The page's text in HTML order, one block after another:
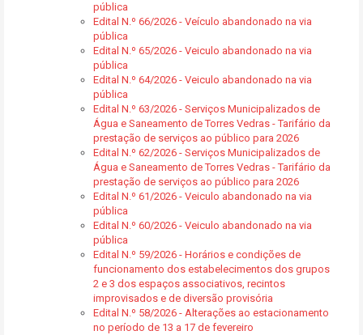
pública
Edital N.º 66/2026 - Veículo abandonado na via
pública
Edital N.º 65/2026 - Veiculo abandonado na via
pública
Edital N.º 64/2026 - Veiculo abandonado na via
pública
Edital N.º 63/2026 - Serviços Municipalizados de
Água e Saneamento de Torres Vedras - Tarifário da
prestação de serviços ao público para 2026
Edital N.º 62/2026 - Serviços Municipalizados de
Água e Saneamento de Torres Vedras - Tarifário da
prestação de serviços ao público para 2026
Edital N.º 61/2026 - Veiculo abandonado na via
pública
Edital N.º 60/2026 - Veiculo abandonado na via
pública
Edital N.º 59/2026 - Horários e condições de
funcionamento dos estabelecimentos dos grupos
2 e 3 dos espaços associativos, recintos
improvisados e de diversão provisória
Edital N.º 58/2026 - Alterações ao estacionamento
no período de 13 a 17 de fevereiro